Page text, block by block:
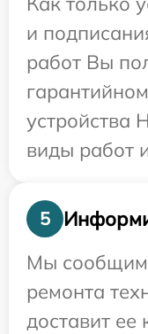
и
работ Вы
устройства
виды работ
5
Мы
ремонта
доставит